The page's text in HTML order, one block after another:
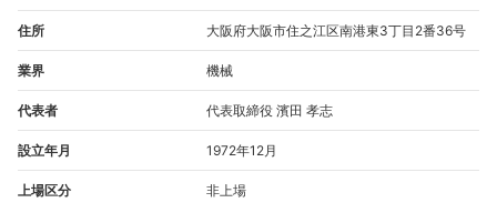
住所 大阪府大阪市住之江区南港東3丁目2番36号
業界 機械
代表者 代表取締役 濱田 孝志
設立年月 1972年12月
上場区分 非上場